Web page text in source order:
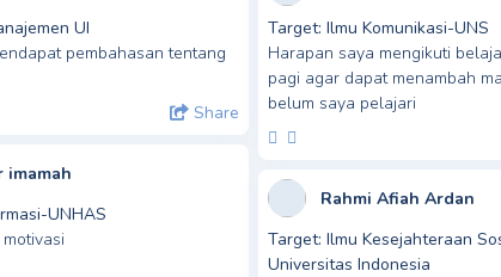
UI
pembahasan tentang
Share
imamah
UNHAS
Target: Ilmu Komunikasi-UNS
Harapan saya mengikuti
pagi agar dapat menambah
belum saya pelajari
Rahmi Afiah Ardan
Target: Ilmu Kesejahteraan
Universitas Indonesia